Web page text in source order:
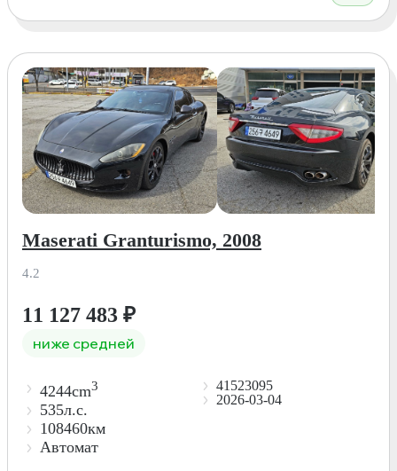
Maserati Granturismo, 2008
4.2
11 127 483 ₽
ниже средней
4244cm3
535л.с.
108460км
Автомат
41523095
2026-03-04